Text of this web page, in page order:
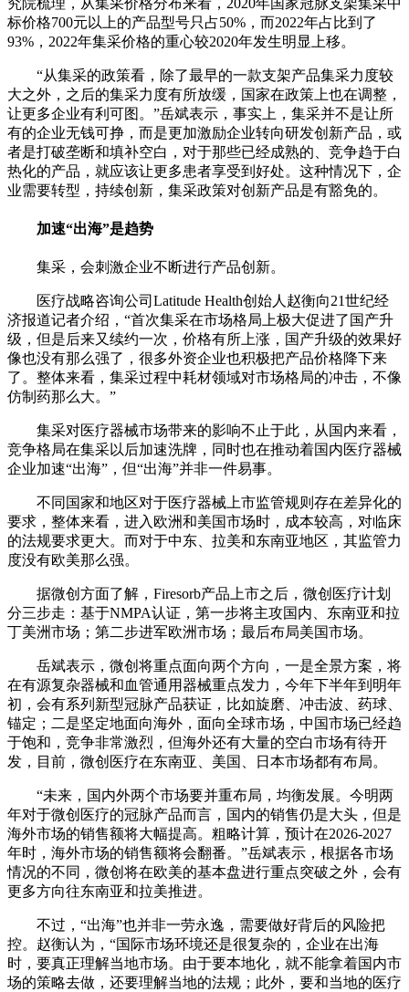
标价格700元以上的产品型号只占50%，而2022年占比到了
93%，2022年集采价格的重心较2020年发生明显上移。
“从集采的政策看，除了最早的一款支架产品集采力度较
大之外，之后的集采力度有所放缓，国家在政策上也在调整，
让更多企业有利可图。”岳斌表示，事实上，集采并不是让所
有的企业无钱可挣，而是更加激励企业转向研发创新产品，或
者是打破垄断和填补空白，对于那些已经成熟的、竞争趋于白
热化的产品，就应该让更多患者享受到好处。这种情况下，企
业需要转型，持续创新，集采政策对创新产品是有豁免的。
加速“出海”是趋势
集采，会刺激企业不断进行产品创新。
医疗战略咨询公司Latitude Health创始人赵衡向21世纪经
济报道记者介绍，“首次集采在市场格局上极大促进了国产升
级，但是后来又续约一次，价格有所上涨，国产升级的效果好
像也没有那么强了，很多外资企业也积极把产品价格降下来
了。整体来看，集采过程中耗材领域对市场格局的冲击，不像
仿制药那么大。”
集采对医疗器械市场带来的影响不止于此，从国内来看，
竞争格局在集采以后加速洗牌，同时也在推动着国内医疗器械
企业加速“出海”，但“出海”并非一件易事。
不同国家和地区对于医疗器械上市监管规则存在差异化的
要求，整体来看，进入欧洲和美国市场时，成本较高，对临床
的法规要求更大。而对于中东、拉美和东南亚地区，其监管力
度没有欧美那么强。
据微创方面了解，Firesorb产品上市之后，微创医疗计划
分三步走：基于NMPA认证，第一步将主攻国内、东南亚和拉
丁美洲市场；第二步进军欧洲市场；最后布局美国市场。
岳斌表示，微创将重点面向两个方向，一是全景方案，将
在有源复杂器械和血管通用器械重点发力，今年下半年到明年
初，会有系列新型冠脉产品获证，比如旋磨、冲击波、药球、
锚定；二是坚定地面向海外，面向全球市场，中国市场已经趋
于饱和，竞争非常激烈，但海外还有大量的空白市场有待开
发，目前，微创医疗在东南亚、美国、日本市场都有布局。
“未来，国内外两个市场要并重布局，均衡发展。今明两
年对于微创医疗的冠脉产品而言，国内的销售仍是大头，但是
海外市场的销售额将大幅提高。粗略计算，预计在2026-2027
年时，海外市场的销售额将会翻番。”岳斌表示，根据各市场
情况的不同，微创将在欧美的基本盘进行重点突破之外，会有
更多方向往东南亚和拉美推进。
不过，“出海”也并非一劳永逸，需要做好背后的风险把
控。赵衡认为，“国际市场环境还是很复杂的，企业在出海
时，要真正理解当地市场。由于要本地化，就不能拿着国内市
场的策略去做，还要理解当地的法规；此外，要和当地的医疗